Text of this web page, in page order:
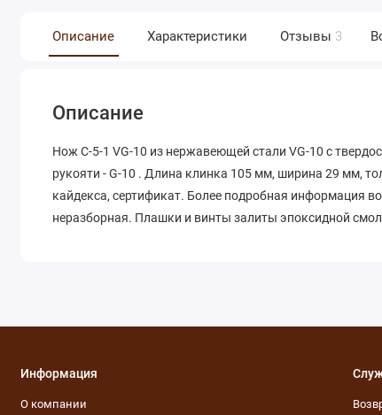
Описание Характеристики Отзывы 3
Описание
Нож С-5-1 VG-10 из нержавеющей стали VG-10 с
рукояти - G-10 . Длина клинка 105 мм, ширина 29 мм,
кайдекса, сертификат. Более подробная информация
неразборная. Плашки и винты залиты эпоксидной
Информация
О компании